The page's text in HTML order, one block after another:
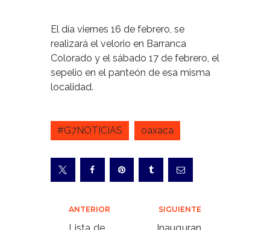
El día viernes 16 de febrero, se
realizará el velorio en Barranca
Colorado y el sábado 17 de febrero, el
sepelio en el panteón de esa misma
localidad.
#G7NOTICIAS oaxaca
Navegación
ANTERIOR SIGUIENTE